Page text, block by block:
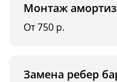
Монтаж
От 750 р.
Замена ребер